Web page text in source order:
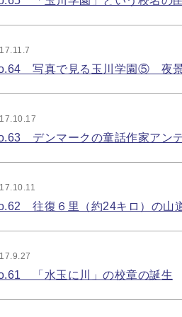
写真で見る玉川学園⑤ 夜
デンマークの童話作家アン
往復６里（約24キロ）の山
「水玉に川」の校章の誕生